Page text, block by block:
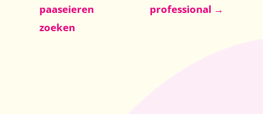
paaseieren
zoeken
professional →